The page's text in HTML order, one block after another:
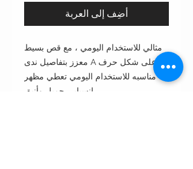
أضِف إلى العربة
مثالي للاستخدام اليومي ، مع قص بسيط
على شكل حرف A معزز بتفاصيل ندى
مناسبه للاستخدام اليومي تعطي مظهر
انسيابي جميل وأنيق